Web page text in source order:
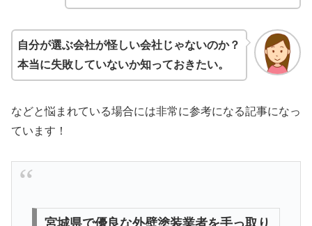
自分が選ぶ会社が怪しい会社じゃないのか？
本当に失敗していないか知っておきたい。
などと悩まれている場合には非常に参考になる記事になっ
ています！